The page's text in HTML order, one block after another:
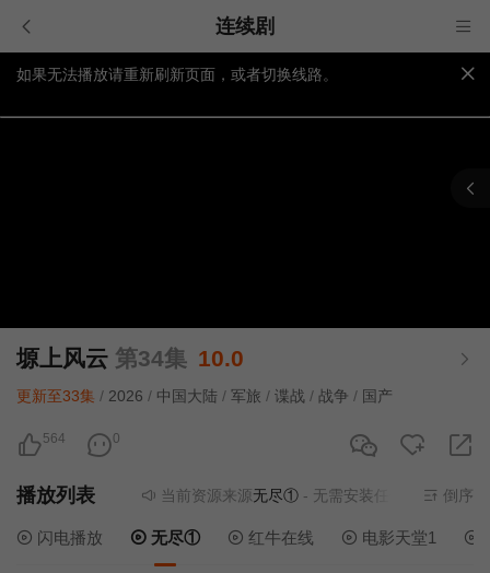
连续剧
如果无法播放请重新刷新页面，或者切换线路。
视频载入速度跟网速有关，请耐心等待几秒钟。
塬上风云 第34集 10.0
更新至33集 / 2026 / 中国大陆 / 军旅 / 谍战 / 战争 / 国产
564 0
播放列表 当前资源来源无尽①- 无需安装任何插件 倒序
闪电播放 无尽① 红牛在线 电影天堂1